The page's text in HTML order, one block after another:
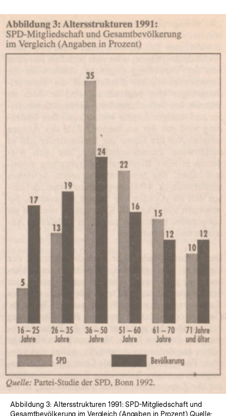
Abbildung 3: Altersstrukturen 1991: SPD-Mitgliedschaft und
Gesamtbevölkerung im Vergleich (Angaben in Prozent) Quelle:
Zum